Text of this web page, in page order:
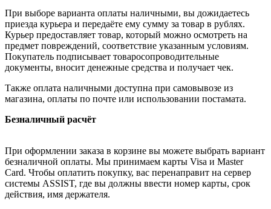
При выборе варианта оплаты наличными, вы дожидаетесь
приезда курьера и передаёте ему сумму за товар в рублях.
Курьер предоставляет товар, который можно осмотреть на
предмет повреждений, соответствие указанным условиям.
Покупатель подписывает товаросопроводительные
документы, вносит денежные средства и получает чек.
Также оплата наличными доступна при самовывозе из
магазина, оплаты по почте или использовании постамата.
Безналичный расчёт
При оформлении заказа в корзине вы можете выбрать вариант
безналичной оплаты. Мы принимаем карты Visa и Master
Card. Чтобы оплатить покупку, вас перенаправит на сервер
системы ASSIST, где вы должны ввести номер карты, срок
действия, имя держателя.